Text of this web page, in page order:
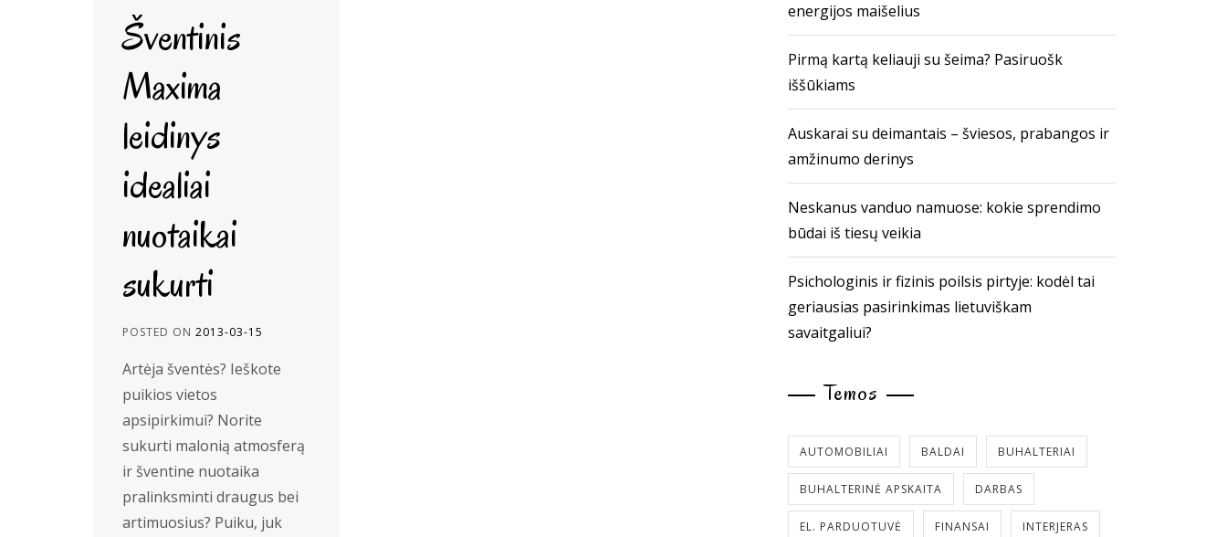
Šventinis
Maxima
leidinys
idealiai
nuotaikai
sukurti
POSTED ON 2013-03-15
Artėja šventės? Ieškote
puikios vietos
apsipirkimui? Norite
sukurti malonią atmosferą
ir šventine nuotaika
pralinksminti draugus bei
artimuosius? Puiku, juk
energijos maišelius
Pirmą kartą keliauji su šeima? Pasiruošk
iššūkiams
Auskarai su deimantais – šviesos, prabangos ir
amžinumo derinys
Neskanus vanduo namuose: kokie sprendimo
būdai iš tiesų veikia
Psichologinis ir fizinis poilsis pirtyje: kodėl tai
geriausias pasirinkimas lietuviškam
savaitgaliui?
Temos
AUTOMOBILIAI BALDAI BUHALTERIAI
BUHALTERINĖ APSKAITA DARBAS
EL. PARDUOTUVĖ FINANSAI INTERJERAS